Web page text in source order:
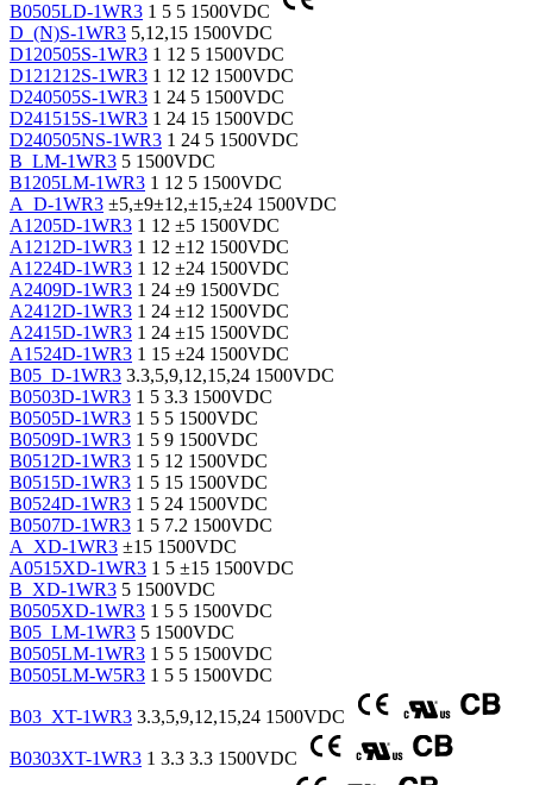
B0505LD-1WR3 1 5 5 1500VDC
D_(N)S-1WR3 5,12,15 1500VDC
D120505S-1WR3 1 12 5 1500VDC
D121212S-1WR3 1 12 12 1500VDC
D240505S-1WR3 1 24 5 1500VDC
D241515S-1WR3 1 24 15 1500VDC
D240505NS-1WR3 1 24 5 1500VDC
B_LM-1WR3 5 1500VDC
B1205LM-1WR3 1 12 5 1500VDC
A_D-1WR3 ±5,±9±12,±15,±24 1500VDC
A1205D-1WR3 1 12 ±5 1500VDC
A1212D-1WR3 1 12 ±12 1500VDC
A1224D-1WR3 1 12 ±24 1500VDC
A2409D-1WR3 1 24 ±9 1500VDC
A2412D-1WR3 1 24 ±12 1500VDC
A2415D-1WR3 1 24 ±15 1500VDC
A1524D-1WR3 1 15 ±24 1500VDC
B05_D-1WR3 3.3,5,9,12,15,24 1500VDC
B0503D-1WR3 1 5 3.3 1500VDC
B0505D-1WR3 1 5 5 1500VDC
B0509D-1WR3 1 5 9 1500VDC
B0512D-1WR3 1 5 12 1500VDC
B0515D-1WR3 1 5 15 1500VDC
B0524D-1WR3 1 5 24 1500VDC
B0507D-1WR3 1 5 7.2 1500VDC
A_XD-1WR3 ±15 1500VDC
A0515XD-1WR3 1 5 ±15 1500VDC
B_XD-1WR3 5 1500VDC
B0505XD-1WR3 1 5 5 1500VDC
B05_LM-1WR3 5 1500VDC
B0505LM-1WR3 1 5 5 1500VDC
B0505LM-W5R3 1 5 5 1500VDC
B03_XT-1WR3 3.3,5,9,12,15,24 1500VDC
B0303XT-1WR3 1 3.3 3.3 1500VDC